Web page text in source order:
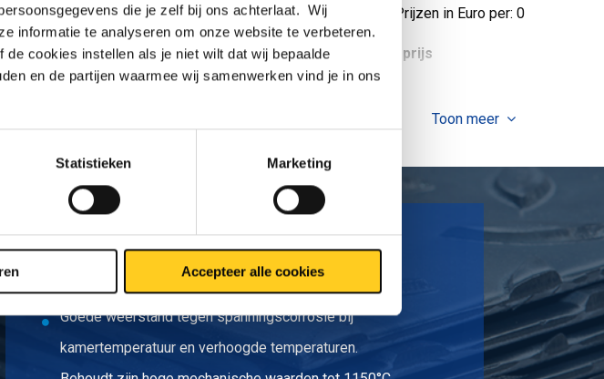
die je zelf bij ons achterlaat. Wij
informatie te analyseren om onze website te verbeteren.
cookies instellen als je niet wilt dat wij bepaalde
en de partijen waarmee wij samenwerken vind je in ons
Statistieken Marketing
Accepteer alle cookies
Prijzen in Euro per: 0
Stuks gewicht in kg Bruto prijs
Toon meer
Uitstekend koud te vervormen.
Goede weerstand tegen spanningscorrosie bij
kamertemperatuur en verhoogde temperaturen.